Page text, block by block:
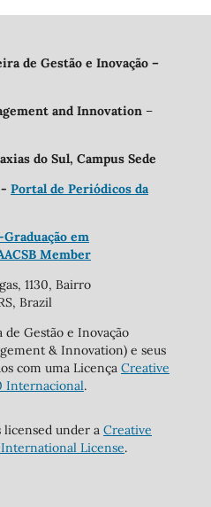
de Gestão e Inovação –
and Innovation –
do Sul, Campus Sede
Portal de Periódicos da
em
Member
1130, Bairro
Brazil
de Gestão e Inovação
& Innovation) e seus
com uma Licença Creative
Internacional.
under a Creative
License.